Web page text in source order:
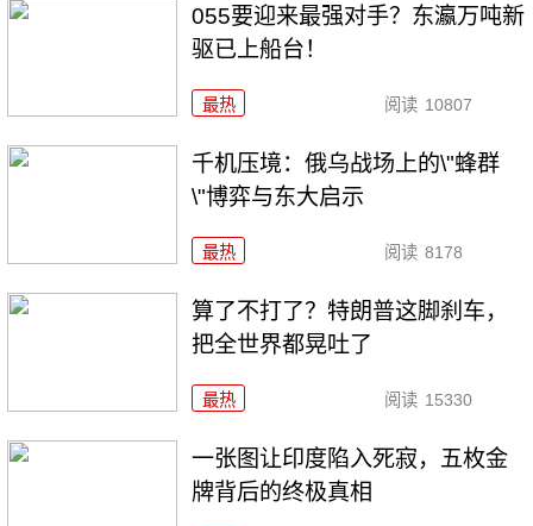
055要迎来最强对手？东瀛万吨新
驱已上船台！
最热 阅读 10807
千机压境：俄乌战场上的\"蜂群
\"博弈与东大启示
最热 阅读 8178
算了不打了？特朗普这脚刹车，
把全世界都晃吐了
最热 阅读 15330
一张图让印度陷入死寂，五枚金
牌背后的终极真相